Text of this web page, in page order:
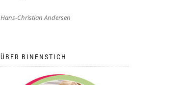
Hans-Christian Andersen
ÜBER BINENSTICH